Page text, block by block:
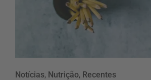
Notícias, Nutrição, Recentes